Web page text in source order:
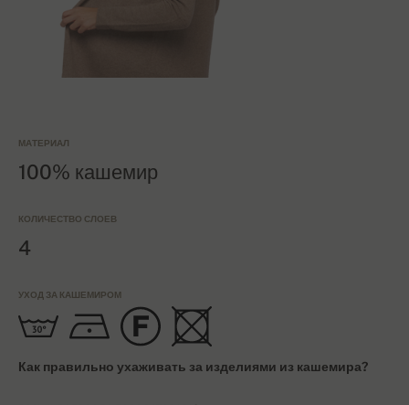
МАТЕРИАЛ
100% кашемир
КОЛИЧЕСТВО СЛОЕВ
4
УХОД ЗА КАШЕМИРОМ
Как правильно ухаживать за изделиями из кашемира?